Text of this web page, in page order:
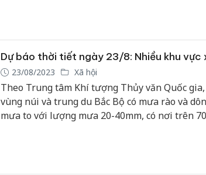
Dự báo thời tiết ngày 23/8: Nhiều khu vực
23/08/2023 Xã hội
Theo Trung tâm Khí tượng Thủy văn Quốc
vùng núi và trung du Bắc Bộ có mưa rào và
mưa to với lượng mưa 20-40mm, có nơi trên